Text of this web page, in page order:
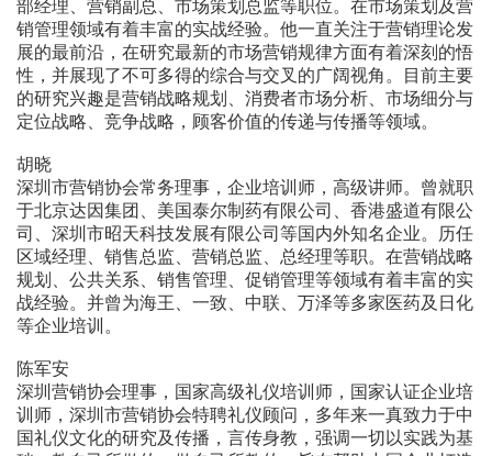
部经理、营销副总、市场策划总监等职位。在市场策划及营
销管理领域有着丰富的实战经验。他一直关注于营销理论发
展的最前沿，在研究最新的市场营销规律方面有着深刻的悟
性，并展现了不可多得的综合与交叉的广阔视角。目前主要
的研究兴趣是营销战略规划、消费者市场分析、市场细分与
定位战略、竞争战略，顾客价值的传递与传播等领域。
胡晓
深圳市营销协会常务理事，企业培训师，高级讲师。曾就职
于北京达因集团、美国泰尔制药有限公司、香港盛道有限公
司、深圳市昭天科技发展有限公司等国内外知名企业。历任
区域经理、销售总监、营销总监、总经理等职。在营销战略
规划、公共关系、销售管理、促销管理等领域有着丰富的实
战经验。并曾为海王、一致、中联、万泽等多家医药及日化
等企业培训。
陈军安
深圳营销协会理事，国家高级礼仪培训师，国家认证企业培
训师，深圳市营销协会特聘礼仪顾问，多年来一真致力于中
国礼仪文化的研究及传播，言传身教，强调一切以实践为基